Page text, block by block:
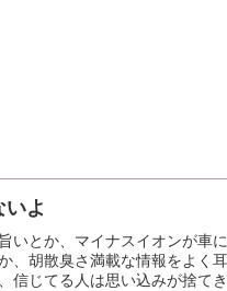
よ
いとか、マイナスイオンが車
、胡散臭さ満載な情報をよく
信じてる人は思い込みが捨てき